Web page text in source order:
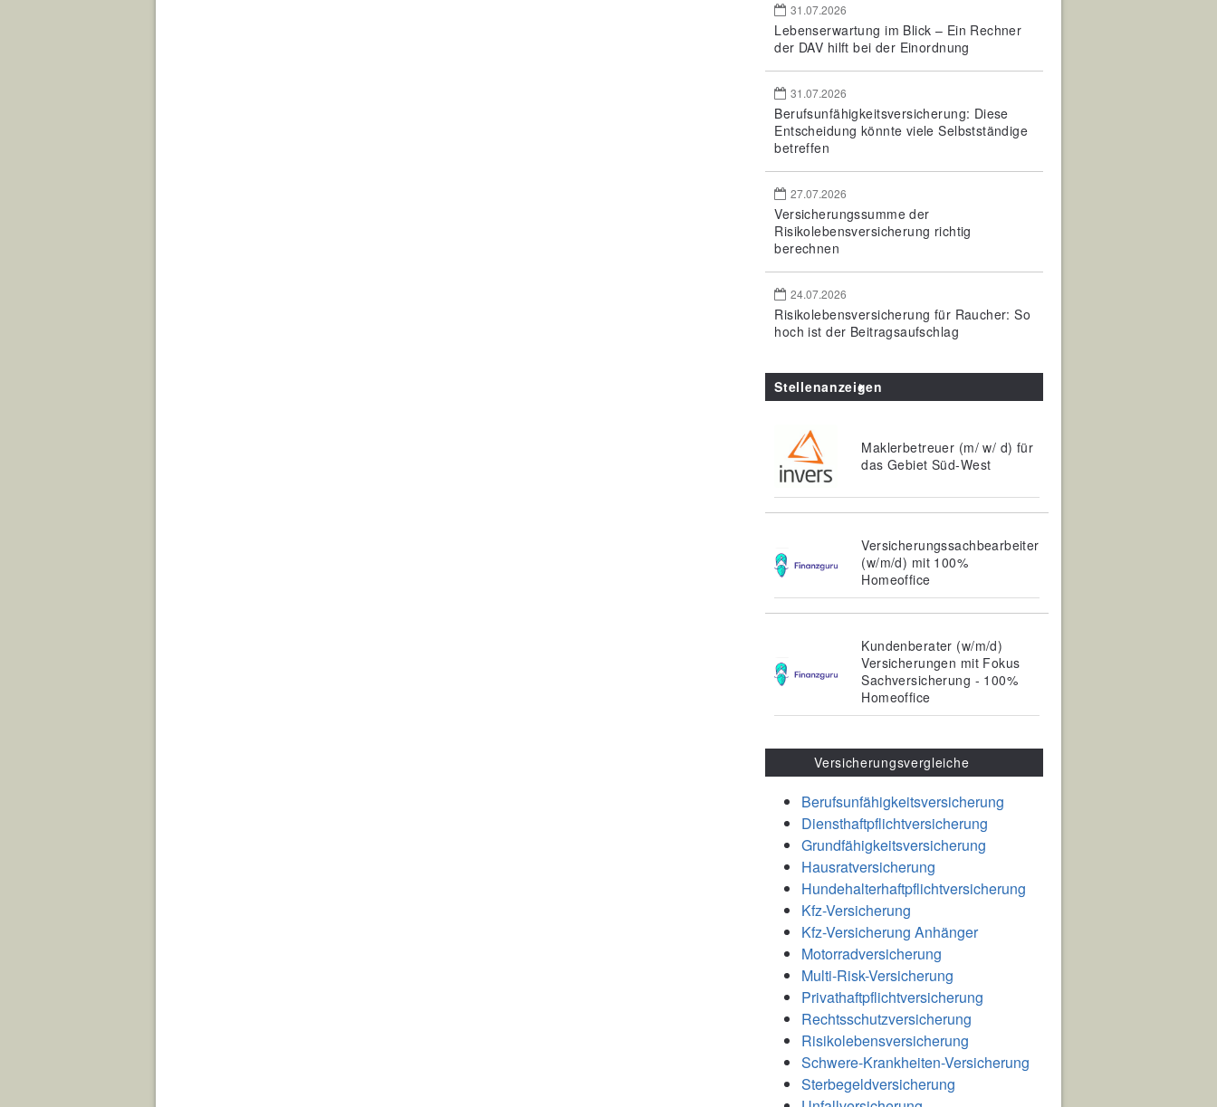
31.07.2026
Lebenserwartung im Blick – Ein Rechner
der DAV hilft bei der Einordnung
31.07.2026
Berufsunfähigkeitsversicherung: Diese
Entscheidung könnte viele Selbstständige
betreffen
27.07.2026
Versicherungssumme der
Risikolebensversicherung richtig
berechnen
24.07.2026
Risikolebensversicherung für Raucher: So
hoch ist der Beitragsaufschlag
Stellenanzeigen
Maklerbetreuer (m/ w/ d) für
das Gebiet Süd-West
Versicherungssachbearbeiter
(w/m/d) mit 100%
Homeoffice
Kundenberater (w/m/d)
Versicherungen mit Fokus
Sachversicherung - 100%
Homeoffice
Versicherungsvergleiche
Berufsunfähigkeitsversicherung
Diensthaftpflichtversicherung
Grundfähigkeitsversicherung
Hausratversicherung
Hundehalterhaftpflichtversicherung
Kfz-Versicherung
Kfz-Versicherung Anhänger
Motorradversicherung
Multi-Risk-Versicherung
Privathaftpflichtversicherung
Rechtsschutzversicherung
Risikolebensversicherung
Schwere-Krankheiten-Versicherung
Sterbegeldversicherung